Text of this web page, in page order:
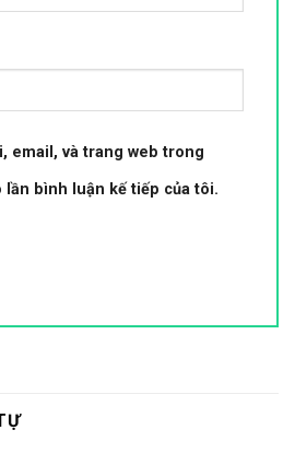
email, và trang web trong
bình luận kế tiếp của tôi.